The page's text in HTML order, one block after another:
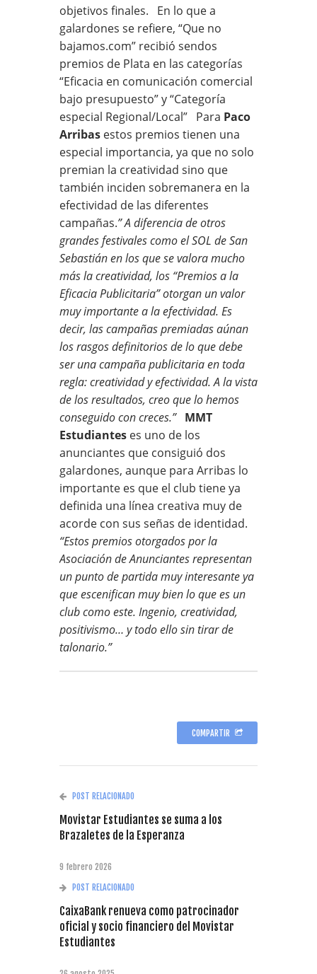
objetivos finales. En lo que a
galardones se refiere, “Que no
bajamos.com” recibió sendos
premios de Plata en las categorías
“Eficacia en comunicación comercial
bajo presupuesto” y “Categoría
especial Regional/Local” Para Paco
Arribas estos premios tienen una
especial importancia, ya que no solo
premian la creatividad sino que
también inciden sobremanera en la
efectividad de las diferentes
campañas.” A diferencia de otros
grandes festivales como el SOL de San
Sebastián en los que se valora mucho
más la creatividad, los “Premios a la
Eficacia Publicitaria” otorgan un valor
muy importante a la efectividad. Es
decir, las campañas premiadas aúnan
los rasgos definitorios de lo que debe
ser una campaña publicitaria en toda
regla: creatividad y efectividad. A la vista
de los resultados, creo que lo hemos
conseguido con creces.” MMT
Estudiantes es uno de los
anunciantes que consiguió dos
galardones, aunque para Arribas lo
importante es que el club tiene ya
definida una línea creativa muy de
acorde con sus señas de identidad.
“Estos premios otorgados por la
Asociación de Anunciantes representan
un punto de partida muy interesante ya
que escenifican muy bien lo que es un
club como este. Ingenio, creatividad,
positivismo… y todo ello sin tirar de
talonario.”
COMPARTIR
POST RELACIONADO
Movistar Estudiantes se suma a los
Brazaletes de la Esperanza
9 febrero 2026
POST RELACIONADO
CaixaBank renueva como patrocinador
oficial y socio financiero del Movistar
Estudiantes